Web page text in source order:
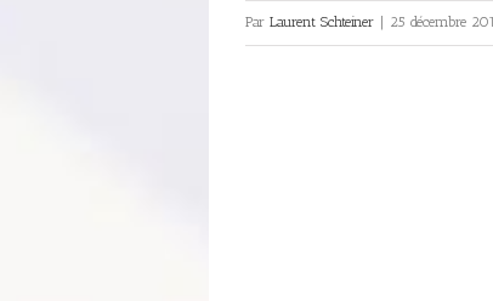
Par Laurent Schteiner | 25 décembre